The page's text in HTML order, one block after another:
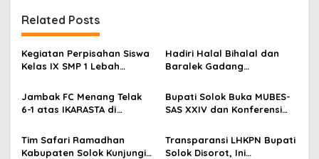
a
s
i
o
Related Posts
Kegiatan Perpisahan Siswa
Kelas IX SMP 1 Lebah
Pila Alahan Panjang Menuai
Sorotan Tajam
Hadiri Halal Bihalal dan
Baralek Gadang
Tangah, Bupati Solok
Sekaligus Meresmikan
Jambak FC Menang Telak
6-1 atas IKARASTA di
Talang
Bupati Solok Buka MUBES-
SAS XXIV dan Konferensi
Tim Safari Ramadhan
Kabupaten Solok Kunjungi
Transparansi LHKPN Bupati
Solok Disorot, Ini